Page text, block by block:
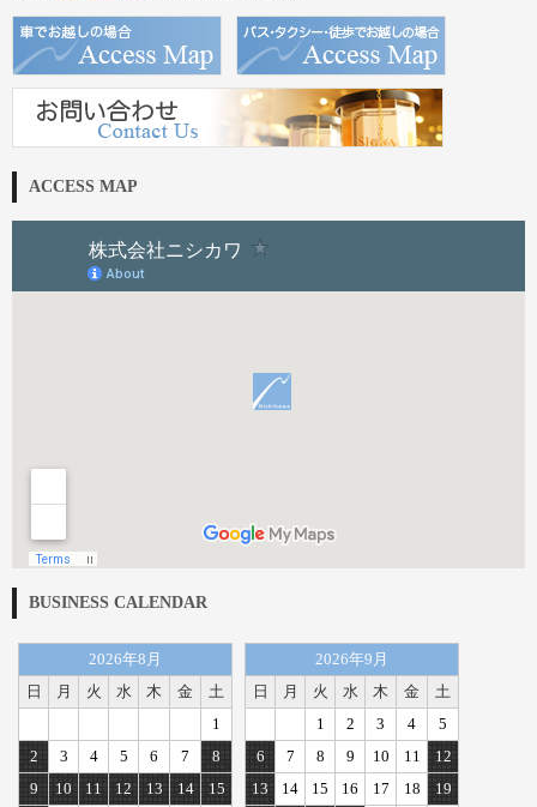
ACCESS MAP
BUSINESS CALENDAR
2026年8月
日
月 火 水 木 金
土
1
2
3 4 5 6 7
8
9
10 11 12 13 14 15
2026年9月
日
月 火 水 木 金
土
1
2 3 4
5
6
7 8 9 10 11
12
13
14 15 16 17 18 19